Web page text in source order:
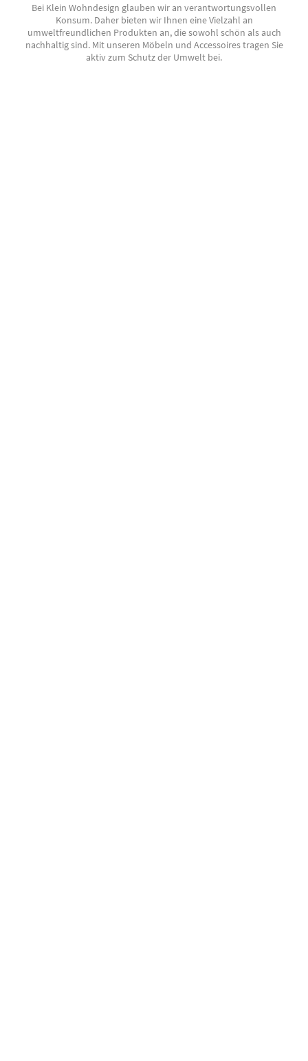
Bei Klein Wohndesign glauben wir an verantwortungsvollen
Konsum. Daher bieten wir Ihnen eine Vielzahl an
umweltfreundlichen Produkten an, die sowohl schön als auch
nachhaltig sind. Mit unseren Möbeln und Accessoires tragen Sie
aktiv zum Schutz der Umwelt bei.